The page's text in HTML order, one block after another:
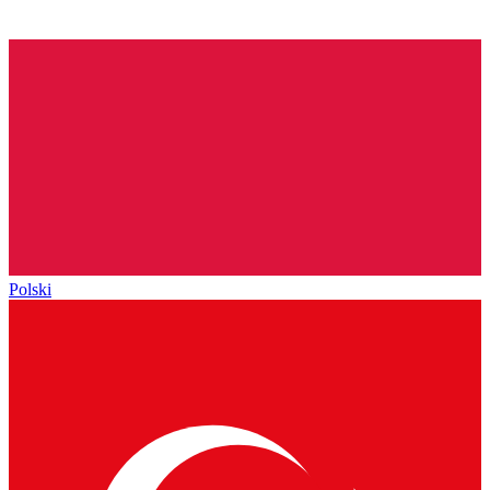
Polski